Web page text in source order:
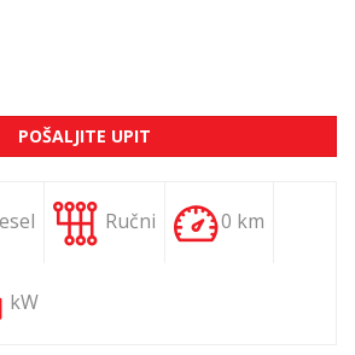
POŠALJITE UPIT
Ručni 0 km
kW